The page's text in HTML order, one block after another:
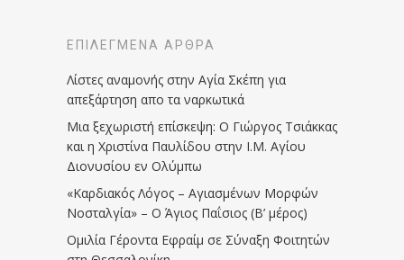
ΕΠΙΛΕΓΜΈΝΑ ΆΡΘΡΑ
Λίστες αναμονής στην Αγία Σκέπη για
απεξάρτηση απο τα ναρκωτικά
Μια ξεχωριστή επίσκεψη: Ο Γιώργος Τσιάκκας
και η Χριστίνα Παυλίδου στην Ι.Μ. Αγίου
Διονυσίου εν Ολύμπω
«Καρδιακός Λόγος – Αγιασμένων Μορφών
Νοσταλγία» – Ο Άγιος Παΐσιος (Β’ μέρος)
Ομιλία Γέροντα Εφραίμ σε Σύναξη Φοιτητών